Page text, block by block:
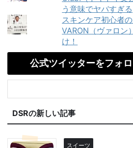
う意味でヤバすぎる
スキンケア初心者
VARON（ヴァロン
け！
公式ツイッターをフォ
DSRの新しい記事
スイーツ